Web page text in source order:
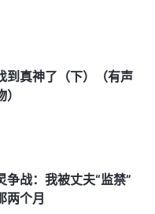
装死！”但无论恶警
后恶警又朝我狠踢了
我实在撑不住了，便
我快要撑不住了，愿
痛苦时，我想起一首
交在神面前，你将你
熬炼中定能不否认
到真神了（下）（有声
争战：我被丈夫“监禁”
两个月